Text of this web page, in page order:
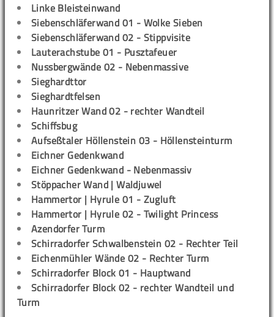
Linke Bleisteinwand
Siebenschläferwand 01 - Wolke Sieben
Siebenschläferwand 02 - Stippvisite
Lauterachstube 01 - Pusztafeuer
Nussbergwände 02 - Nebenmassive
Sieghardttor
Sieghardtfelsen
Haunritzer Wand 02 - rechter Wandteil
Schiffsbug
Aufseßtaler Höllenstein 03 - Höllensteinturm
Eichner Gedenkwand
Eichner Gedenkwand - Nebenmassiv
Stöppacher Wand | Waldjuwel
Hammertor | Hyrule 01 - Zugluft
Hammertor | Hyrule 02 - Twilight Princess
Azendorfer Turm
Schirradorfer Schwalbenstein 02 - Rechter Teil
Eichenmühler Wände 02 - Rechter Turm
Schirradorfer Block 01 - Hauptwand
Schirradorfer Block 02 - rechter Wandteil und
Turm